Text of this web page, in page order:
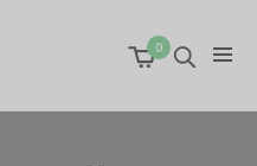
0